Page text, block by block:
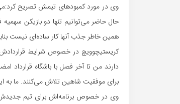
حال حاضر می‌توانیم تنها دو بازیکن سهمیه
همین خاطر جذب آنها کار ساده‌ای نیست
کریستیچوویچ در خصوص شرایط
دارند من تا آخر فصل با باشگاه قرارداد
برای موفقیت شاهین تلاش می‌کنند. ما به